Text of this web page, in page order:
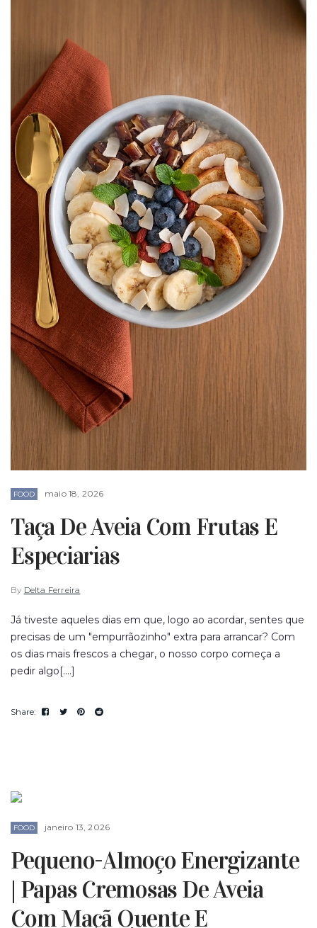
FOOD maio 18, 2026
Taça De Aveia Com Frutas E
Especiarias
By Delta Ferreira
Já tiveste aqueles dias em que, logo ao acordar, sentes que
precisas de um "empurrãozinho" extra para arrancar? Com
os dias mais frescos a chegar, o nosso corpo começa a
pedir algo[....]
FOOD janeiro 13, 2026
Pequeno-Almoço Energizante
| Papas Cremosas De Aveia
Com Maçã Quente E